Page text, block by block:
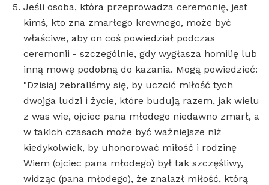
Jeśli osoba, która przeprowadza ceremonię, jest
kimś, kto zna zmarłego krewnego, może być
właściwe, aby on coś powiedział podczas
ceremonii - szczególnie, gdy wygłasza homilię lub
inną mowę podobną do kazania. Mogą powiedzieć:
"Dzisiaj zebraliśmy się, by uczcić miłość tych
dwojga ludzi i życie, które budują razem, jak wielu
z was wie, ojciec pana młodego niedawno zmarł, a
w takich czasach może być ważniejsze niż
kiedykolwiek, by uhonorować miłość i rodzinę
Wiem (ojciec pana młodego) był tak szczęśliwy,
widząc (pana młodego), że znalazł miłość, którą